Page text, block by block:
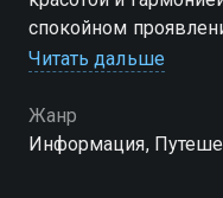
спокойном
Планшарско озеро!
Читать дальше
Жанр
Информация,